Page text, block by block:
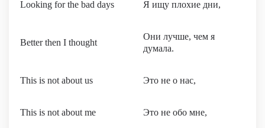
Looking for the bad days Я ищу плохие дни,
Better then I thought
Они лучше, чем я
думала.
This is not about us Это не о нас,
This is not about me Это не обо мне,